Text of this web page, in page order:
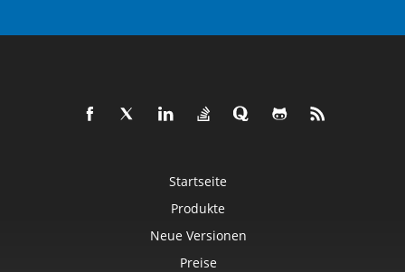
Startseite
Produkte
Neue Versionen
Preise